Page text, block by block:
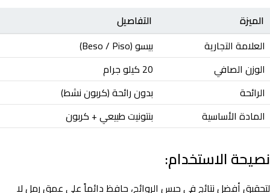
الميزة
التفاصيل
العلامة التجارية
بيسو (Beso / Piso)
الوزن الصافي
20 كيلو جرام
الرائحة
بدون رائحة (كربون نشط)
المادة الأساسية
بنتونيت طبيعي + كربون
نصيحة الاستخدام:
لتحقيق أفضل نتائج في حبس الروائح، حافظ دائماً على عمق رمل لا